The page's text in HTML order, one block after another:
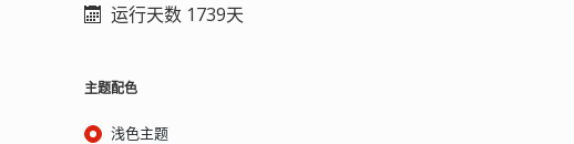
运行天数 1739天
主题配色
浅色主题